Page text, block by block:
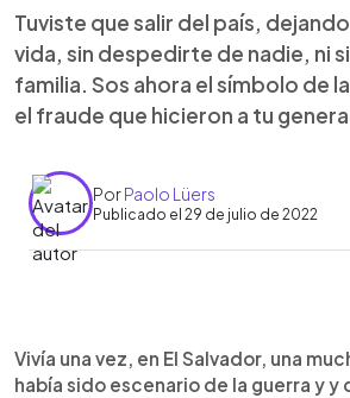
Tuviste que salir del país,
vida, sin despedirte de nadie, ni
familia. Sos ahora el símbolo de
el fraude que hicieron a tu
PorPaolo Lüers
Publicado el 29 de julio de 2022
Escuchar artículo
Vivía una vez, en El Salvador, una
había sido escenario de la guerra y y